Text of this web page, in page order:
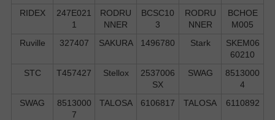
RIDEX
247E021
1
RODRU
NNER
BCSC10
3
RODRU
NNER
BCHOE
M005
Ruville
327407 SAKURA 1496780 Stark
SKEM06
60210
STC
T457427 Stellox
2537006
SX
SWAG
8513000
4
SWAG
8513000
7
TALOSA 6106817 TALOSA 6110892